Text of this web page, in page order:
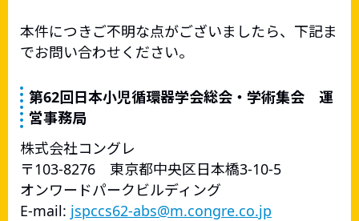
本件につきご不明な点がございましたら、下記ま
でお問い合わせください。
第62回日本小児循環器学会総会・学術集会 運
営事務局
株式会社コングレ
〒103-8276 東京都中央区日本橋3-10-5
オンワードパークビルディング
E-mail: jspccs62-abs@m.congre.co.jp